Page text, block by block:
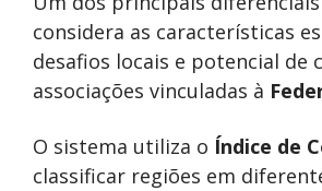
considera as características
desafios locais e potencial de
associações vinculadas à
O sistema utiliza o Índice de
classificar regiões em